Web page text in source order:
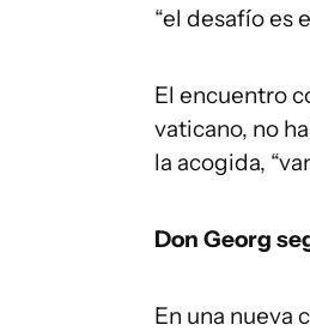
“el desafío es
El encuentro
vaticano, no
la acogida,
Don Georg
En una nueva